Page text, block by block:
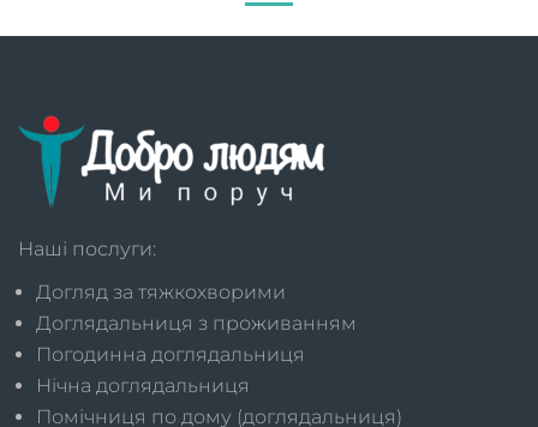
Наші послуги:
Догляд за тяжкохворими
Доглядальниця з проживанням
Погодинна доглядальниця
Нічна доглядальниця
Помічниця по дому (доглядальниця)